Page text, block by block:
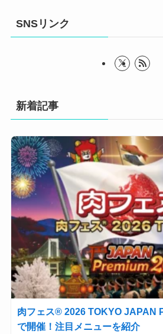
SNSリンク
新着記事
肉フェス® 2026 TOKYO JAPAN
で開催！注目メニューを紹介